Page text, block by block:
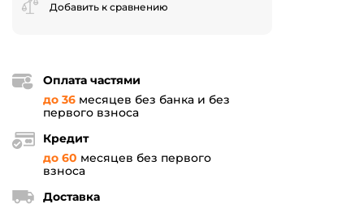
Добавить к сравнению
Оплата частями
до 36 месяцев без банка и без
первого взноса
Кредит
до 60 месяцев без первого
взноса
Доставка